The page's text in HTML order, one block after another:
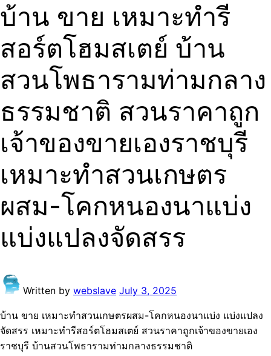
บ้าน ขาย เหมาะทำรี
สอร์ตโฮมสเตย์ บ้าน
สวนโพธารามท่ามกลาง
ธรรมชาติ สวนราคาถูก
เจ้าของขายเองราชบุรี
เหมาะทำสวนเกษตร
ผสม-โคกหนองนาแบ่ง
แบ่งแปลงจัดสรร
Written by webslave July 3, 2025
บ้าน ขาย เหมาะทำสวนเกษตรผสม-โคกหนองนาแบ่ง แบ่งแปลง
จัดสรร เหมาะทำรีสอร์ตโฮมสเตย์ สวนราคาถูกเจ้าของขายเอง
ราชบุรี บ้านสวนโพธารามท่ามกลางธรรมชาติ